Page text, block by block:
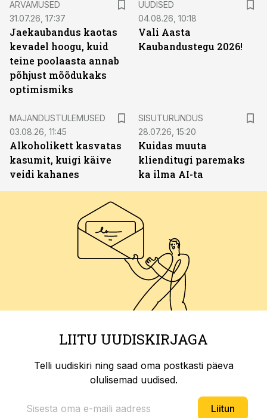
ARVAMUSED
31.07.26, 17:37
Jaekaubandus kaotas
kevadel hoogu, kuid
teine poolaasta annab
põhjust mõõdukaks
optimismiks
UUDISED
04.08.26, 10:18
Vali Aasta
Kaubandustegu 2026!
MAJANDUSTULEMUSED
03.08.26, 11:45
Alkoholikett kasvatas
kasumit, kuigi käive
veidi kahanes
SISUTURUNDUS
28.07.26, 15:20
Kuidas muuta
klienditugi paremaks
ka ilma AI-ta
LIITU UUDISKIRJAGA
Telli uudiskiri ning saad oma postkasti päeva
olulisemad uudised.
Liitun